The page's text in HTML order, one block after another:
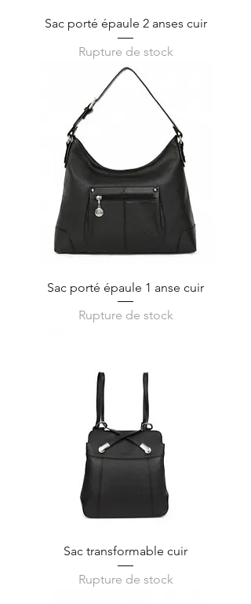
Sac porté épaule 2 anses cuir
Rupture de stock
Sac porté épaule 1 anse cuir
Rupture de stock
Sac transformable cuir
Rupture de stock